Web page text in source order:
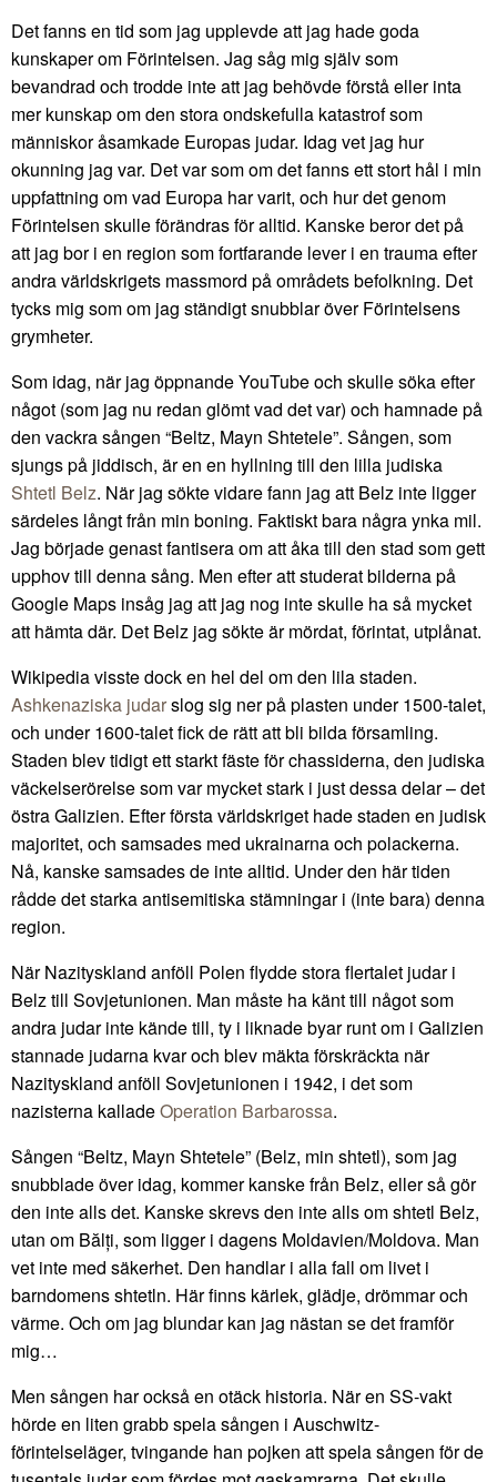
Det fanns en tid som jag upplevde att jag hade goda
kunskaper om Förintelsen. Jag såg mig själv som
bevandrad och trodde inte att jag behövde förstå eller inta
mer kunskap om den stora ondskefulla katastrof som
människor åsamkade Europas judar. Idag vet jag hur
okunning jag var. Det var som om det fanns ett stort hål i min
uppfattning om vad Europa har varit, och hur det genom
Förintelsen skulle förändras för alltid. Kanske beror det på
att jag bor i en region som fortfarande lever i en trauma efter
andra världskrigets massmord på områdets befolkning. Det
tycks mig som om jag ständigt snubblar över Förintelsens
grymheter.
Som idag, när jag öppnande YouTube och skulle söka efter
något (som jag nu redan glömt vad det var) och hamnade på
den vackra sången “Beltz, Mayn Shtetele”. Sången, som
sjungs på jiddisch, är en en hyllning till den lilla judiska
Shtetl Belz. När jag sökte vidare fann jag att Belz inte ligger
särdeles långt från min boning. Faktiskt bara några ynka mil.
Jag började genast fantisera om att åka till den stad som gett
upphov till denna sång. Men efter att studerat bilderna på
Google Maps insåg jag att jag nog inte skulle ha så mycket
att hämta där. Det Belz jag sökte är mördat, förintat, utplånat.
Wikipedia visste dock en hel del om den lila staden.
Ashkenaziska judarslog sig ner på plasten under 1500-talet,
och under 1600-talet fick de rätt att bli bilda församling.
Staden blev tidigt ett starkt fäste för chassiderna, den judiska
väckelserörelse som var mycket stark i just dessa delar – det
östra Galizien. Efter första världskriget hade staden en judisk
majoritet, och samsades med ukrainarna och polackerna.
Nå, kanske samsades de inte alltid. Under den här tiden
rådde det starka antisemitiska stämningar i (inte bara) denna
region.
När Nazityskland anföll Polen flydde stora flertalet judar i
Belz till Sovjetunionen. Man måste ha känt till något som
andra judar inte kände till, ty i liknade byar runt om i Galizien
stannade judarna kvar och blev mäkta förskräckta när
Nazityskland anföll Sovjetunionen i 1942, i det som
nazisterna kalladeOperation Barbarossa.
Sången “Beltz, Mayn Shtetele” (Belz, min shtetl), som jag
snubblade över idag, kommer kanske från Belz, eller så gör
den inte alls det. Kanske skrevs den inte alls om shtetl Belz,
utan om Bălți, som ligger i dagens Moldavien/Moldova. Man
vet inte med säkerhet. Den handlar i alla fall om livet i
barndomens shtetln. Här finns kärlek, glädje, drömmar och
värme. Och om jag blundar kan jag nästan se det framför
mig…
Men sången har också en otäck historia. När en SS-vakt
hörde en liten grabb spela sången i Auschwitz-
förintelseläger, tvingande han pojken att spela sången för de